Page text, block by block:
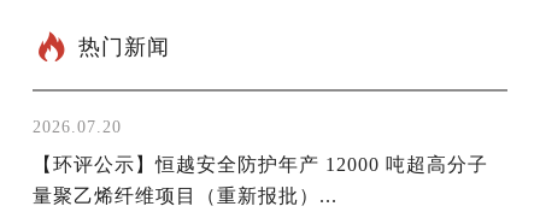
热门新闻
2026.07.20
【环评公示】恒越安全防护年产 12000 吨超高分子
量聚乙烯纤维项目（重新报批）...